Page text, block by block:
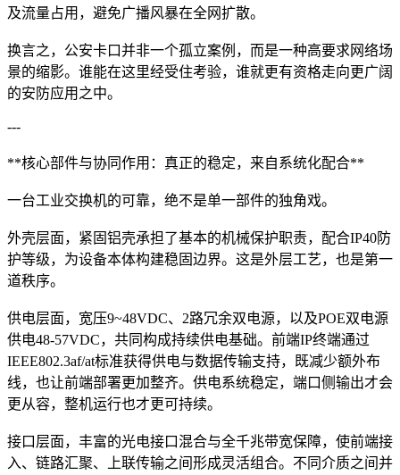
及流量占用，避免广播风暴在全网扩散。
换言之，公安卡口并非一个孤立案例，而是一种高要求网络场
景的缩影。谁能在这里经受住考验，谁就更有资格走向更广阔
的安防应用之中。
---
**核心部件与协同作用：真正的稳定，来自系统化配合**
一台工业交换机的可靠，绝不是单一部件的独角戏。
外壳层面，紧固铝壳承担了基本的机械保护职责，配合IP40防
护等级，为设备本体构建稳固边界。这是外层工艺，也是第一
道秩序。
供电层面，宽压9~48VDC、2路冗余双电源，以及POE双电源
供电48-57VDC，共同构成持续供电基础。前端IP终端通过
IEEE802.3af/at标准获得供电与数据传输支持，既减少额外布
线，也让前端部署更加整齐。供电系统稳定，端口侧输出才会
更从容，整机运行也才更可持续。
接口层面，丰富的光电接口混合与全千兆带宽保障，使前端接
入、链路汇聚、上联传输之间形成灵活组合。不同介质之间并